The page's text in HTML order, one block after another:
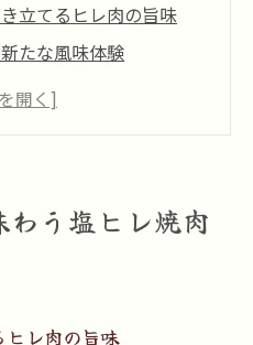
立てるヒレ肉の旨味
たな風味体験
肉の奥深さ
の焼肉体験記
う塩ヒレ焼肉
レ肉の旨味